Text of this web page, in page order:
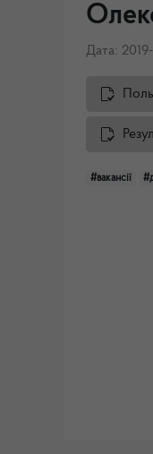
Дата:
#вакансії